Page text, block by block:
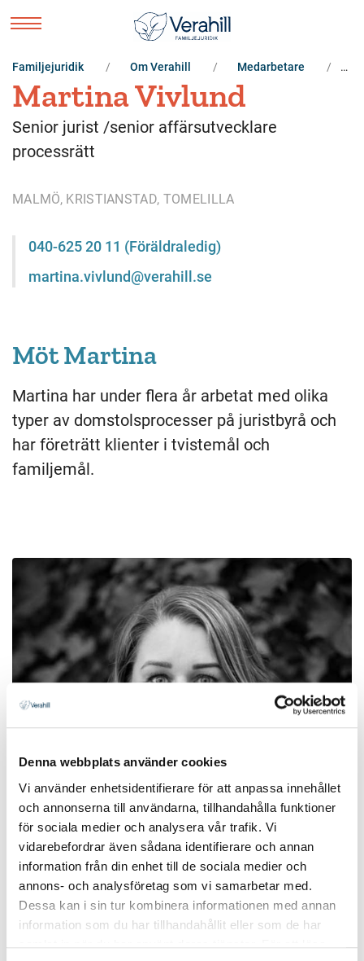
Denna webbplats använder cookies
Vi använder enhetsidentifierare för att anpassa innehållet
och annonserna till användarna, tillhandahålla funktioner
för sociala medier och analysera vår trafik. Vi
vidarebefordrar även sådana identifierare och annan
information från din enhet till de sociala medier och
annons- och analysföretag som vi samarbetar med.
Dessa kan i sin tur kombinera informationen med annan
information som du har tillhandahållit eller som de har
Familjejuridik Om Verahill Medarbetare
Martina Vivlund
Senior jurist /senior affärsutvecklare
processrätt
MALMÖ, KRISTIANSTAD, TOMELILLA
040-625 20 11 (Föräldraledig)
martina.vivlund@verahill.se
Möt Martina
Martina har under flera år arbetat med olika
typer av domstolsprocesser på juristbyrå och
har företrätt klienter i tvistemål och
familjemål.